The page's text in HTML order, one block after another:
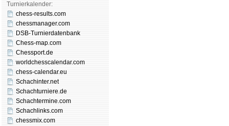
Turnierkalender:
chess-results.com
chessmanager.com
DSB-Turnierdatenbank
Chess-map.com
Chessport.de
worldchesscalendar.com
chess-calendar.eu
Schachinter.net
Schachturniere.de
Schachtermine.com
Schachlinks.com
chessmix.com